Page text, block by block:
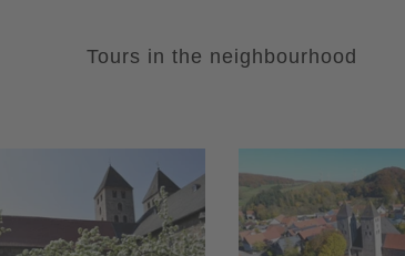
Tours in the neighbourhood